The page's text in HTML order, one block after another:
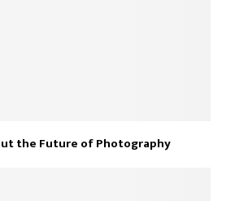
the Future of Photography